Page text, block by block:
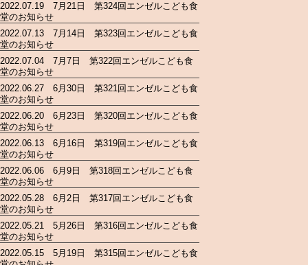
2022.07.19 7月21日 第324回エンゼルこども食
堂のお知らせ
2022.07.13 7月14日 第323回エンゼルこども食
堂のお知らせ
2022.07.04 7月7日 第322回エンゼルこども食
堂のお知らせ
2022.06.27 6月30日 第321回エンゼルこども食
堂のお知らせ
2022.06.20 6月23日 第320回エンゼルこども食
堂のお知らせ
2022.06.13 6月16日 第319回エンゼルこども食
堂のお知らせ
2022.06.06 6月9日 第318回エンゼルこども食
堂のお知らせ
2022.05.28 6月2日 第317回エンゼルこども食
堂のお知らせ
2022.05.21 5月26日 第316回エンゼルこども食
堂のお知らせ
2022.05.15 5月19日 第315回エンゼルこども食